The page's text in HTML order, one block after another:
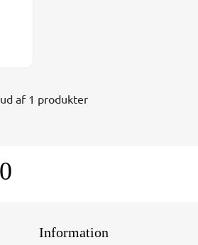
af 1 produkter
Information